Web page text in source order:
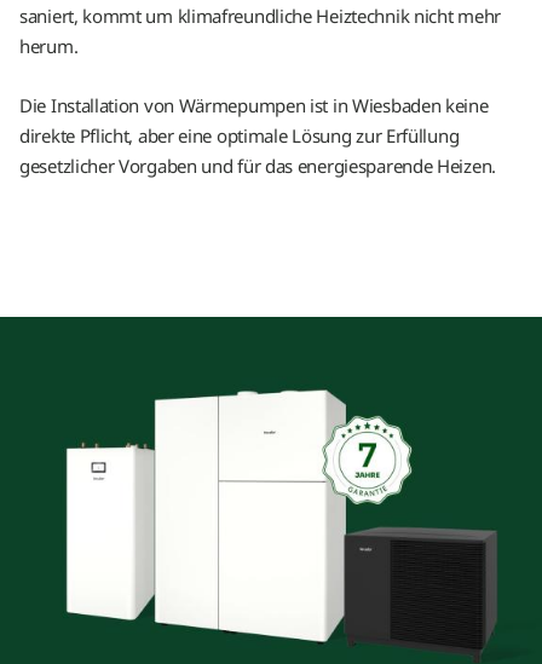
saniert, kommt um klimafreundliche Heiztechnik nicht mehr
herum.
Die Installation von Wärmepumpen ist in Wiesbaden keine
direkte Pflicht, aber eine optimale Lösung zur Erfüllung
gesetzlicher Vorgaben und für das energiesparende Heizen.